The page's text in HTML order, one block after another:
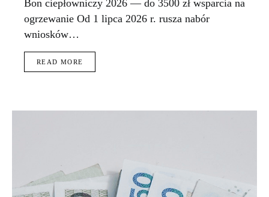
Bon ciepłowniczy 2026 — do 3500 zł wsparcia na
ogrzewanie Od 1 lipca 2026 r. rusza nabór
wniosków…
READ MORE